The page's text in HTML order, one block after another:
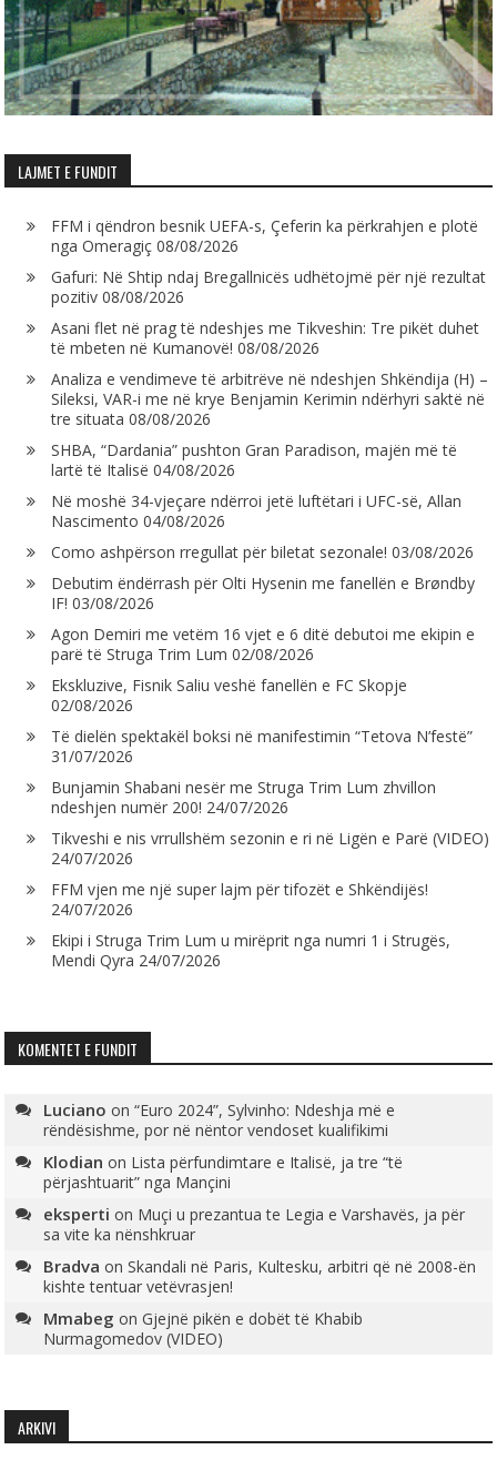
LAJMET E FUNDIT
FFM i qëndron besnik UEFA-s, Çeferin ka përkrahjen e plotë
nga Omeragiç 08/08/2026
Gafuri: Në Shtip ndaj Bregallnicës udhëtojmë për një rezultat
pozitiv 08/08/2026
Asani flet në prag të ndeshjes me Tikveshin: Tre pikët duhet
të mbeten në Kumanovë! 08/08/2026
Analiza e vendimeve të arbitrëve në ndeshjen Shkëndija (H) –
Sileksi, VAR-i me në krye Benjamin Kerimin ndërhyri saktë në
tre situata 08/08/2026
SHBA, “Dardania” pushton Gran Paradison, majën më të
lartë të Italisë 04/08/2026
Në moshë 34-vjeçare ndërroi jetë luftëtari i UFC-së, Allan
Nascimento 04/08/2026
Como ashpërson rregullat për biletat sezonale! 03/08/2026
Debutim ëndërrash për Olti Hysenin me fanellën e Brøndby
IF! 03/08/2026
Agon Demiri me vetëm 16 vjet e 6 ditë debutoi me ekipin e
parë të Struga Trim Lum 02/08/2026
Ekskluzive, Fisnik Saliu veshë fanellën e FC Skopje
02/08/2026
Të dielën spektakël boksi në manifestimin “Tetova N’festë”
31/07/2026
Bunjamin Shabani nesër me Struga Trim Lum zhvillon
ndeshjen numër 200! 24/07/2026
Tikveshi e nis vrrullshëm sezonin e ri në Ligën e Parë (VIDEO)
24/07/2026
FFM vjen me një super lajm për tifozët e Shkëndijës!
24/07/2026
Ekipi i Struga Trim Lum u mirëprit nga numri 1 i Strugës,
Mendi Qyra 24/07/2026
KOMENTET E FUNDIT
Luciano on“Euro 2024”, Sylvinho: Ndeshja më e
rëndësishme, por në nëntor vendoset kualifikimi
Klodian on Lista përfundimtare e Italisë, ja tre “të
përjashtuarit” nga Mançini
eksperti on Muçi u prezantua te Legia e Varshavës, ja për
sa vite ka nënshkruar
Bradva onSkandali në Paris, Kultesku, arbitri që në 2008-ën
kishte tentuar vetëvrasjen!
Mmabeg onGjejnë pikën e dobët të Khabib
Nurmagomedov (VIDEO)
ARKIVI